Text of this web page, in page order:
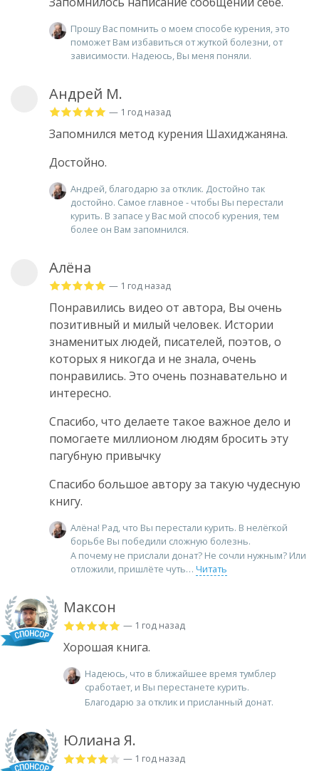
Прошу Вас помнить о моем способе курения, это
поможет Вам избавиться от жуткой болезни, от
зависимости. Надеюсь, Вы меня поняли.
Андрей М.
— 1 год назад
Запомнился метод курения Шахиджаняна.
Достойно.
Андрей, благодарю за отклик. Достойно так
достойно. Самое главное - чтобы Вы перестали
курить. В запасе у Вас мой способ курения, тем
более он Вам запомнился.
Алёна
— 1 год назад
Понравились видео от автора, Вы очень
позитивный и милый человек. Истории
знаменитых людей, писателей, поэтов, о
которых я никогда и не знала, очень
понравились. Это очень познавательно и
интересно.
Спасибо, что делаете такое важное дело и
помогаете миллионом людям бросить эту
пагубную привычку
Спасибо большое автору за такую чудесную
книгу.
Алёна! Рад, что Вы перестали курить. В нелёгкой
борьбе Вы победили сложную болезнь.
А почему не прислали донат? Не сочли нужным? Или
отложили, пришлёте чуть
Читать
Максон
— 1 год назад
Хорошая книга.
Надеюсь, что в ближайшее время тумблер
сработает, и Вы перестанете курить.
Благодарю за отклик и присланный донат.
Юлиана Я.
— 1 год назад